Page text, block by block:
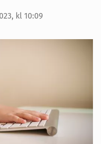
kl 10:09